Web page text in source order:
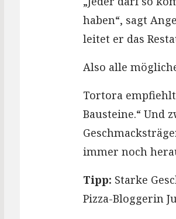
haben“, sagt
leitet er das
Also alle
Tortora
Bausteine.“ Und
immer noch
Tipp: Starke
Pizza-Bloggerin